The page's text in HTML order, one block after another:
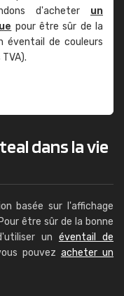
d'acheter un
pour être sûr de la
éventail de couleurs
dans la vie
basée sur l'affichage
être sûr de la bonne
un éventail de
pouvez acheter un